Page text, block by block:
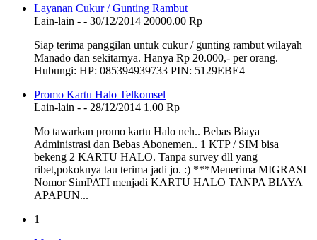
Layanan Cukur / Gunting Rambut
Lain-lain - - 30/12/2014 20000.00 Rp
Siap terima panggilan untuk cukur / gunting rambut wilayah
Manado dan sekitarnya. Hanya Rp 20.000,- per orang.
Hubungi: HP: 085394939733 PIN: 5129EBE4
Promo Kartu Halo Telkomsel
Lain-lain - - 28/12/2014 1.00 Rp
Mo tawarkan promo kartu Halo neh.. Bebas Biaya
Administrasi dan Bebas Abonemen.. 1 KTP / SIM bisa
bekeng 2 KARTU HALO. Tanpa survey dll yang
ribet,pokoknya tau terima jadi jo. :) ***Menerima MIGRASI
Nomor SimPATI menjadi KARTU HALO TANPA BIAYA
APAPUN...
1